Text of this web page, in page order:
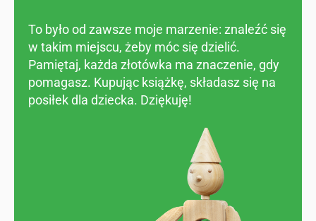
To było od zawsze moje marzenie: znaleźć się
w takim miejscu, żeby móc się dzielić.
Pamiętaj, każda złotówka ma znaczenie, gdy
pomagasz. Kupując książkę, składasz się na
posiłek dla dziecka. Dziękuję!